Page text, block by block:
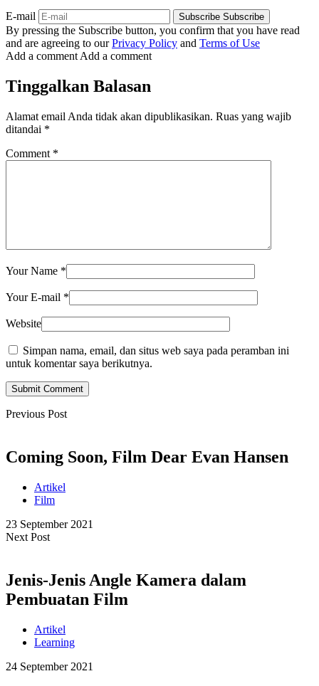
E-mail Subscribe Subscribe
By pressing the Subscribe button, you confirm that you have read
and are agreeing to ourPrivacy Policy and Terms of Use
Add a commentAdd a comment
Tinggalkan Balasan
Alamat email Anda tidak akan dipublikasikan. Ruas yang wajib
ditandai *
Comment *
Your Name *
Your E-mail *
Website
Simpan nama, email, dan situs web saya pada peramban ini
untuk komentar saya berikutnya.
Submit Comment
Previous Post
Coming Soon, Film Dear Evan Hansen
Artikel
Film
23 September 2021
Next Post
Jenis-Jenis Angle Kamera dalam
Pembuatan Film
Artikel
Learning
24 September 2021